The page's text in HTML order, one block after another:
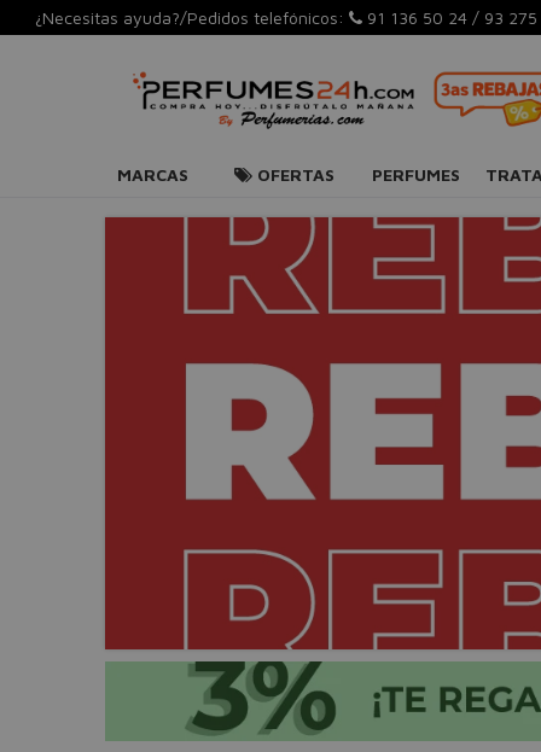
¿Necesitas ayuda?/Pedidos telefónicos: 91 136 50 24 / 93
MARCAS OFERTAS PERFUMES